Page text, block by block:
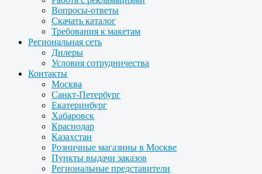
Вопросы-ответы
Скачать каталог
Требования к макетам
Региональная сеть
Дилеры
Условия сотрудничества
Контакты
Москва
Санкт-Петербург
Екатеринбург
Хабаровск
Краснодар
Казахстан
Розничные магазины в Москве
Пункты выдачи заказов
Региональные представители